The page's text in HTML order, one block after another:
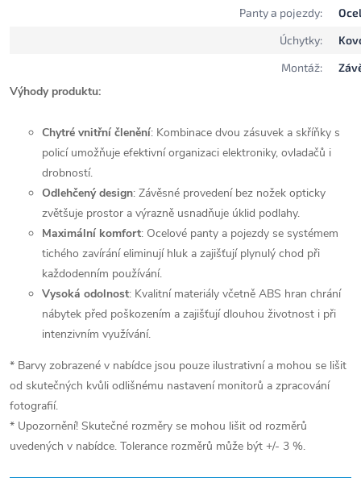
Panty a pojezdy:
Úchytky:
Montáž:
Výhody produktu:
Chytré vnitřní členění: Kombinace dvou zásuvek a skříňky s
policí umožňuje efektivní organizaci elektroniky, ovladačů i
drobností.
Odlehčený design: Závěsné provedení bez nožek opticky
zvětšuje prostor a výrazně usnadňuje úklid podlahy.
Maximální komfort: Ocelové panty a pojezdy se systémem
tichého zavírání eliminují hluk a zajišťují plynulý chod při
každodenním používání.
Vysoká odolnost: Kvalitní materiály včetně ABS hran chrání
nábytek před poškozením a zajišťují dlouhou životnost i při
intenzivním využívání.
* Barvy zobrazené v nabídce jsou pouze ilustrativní a mohou se lišit
od skutečných kvůli odlišnému nastavení monitorů a zpracování
fotografií.
* Upozornění! Skutečné rozměry se mohou lišit od rozměrů
uvedených v nabídce. Tolerance rozměrů může být +/- 3 %.